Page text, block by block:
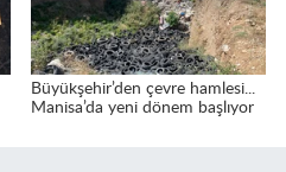
Büyükşehir’den çevre hamlesi...
Manisa’da yeni dönem başlıyor